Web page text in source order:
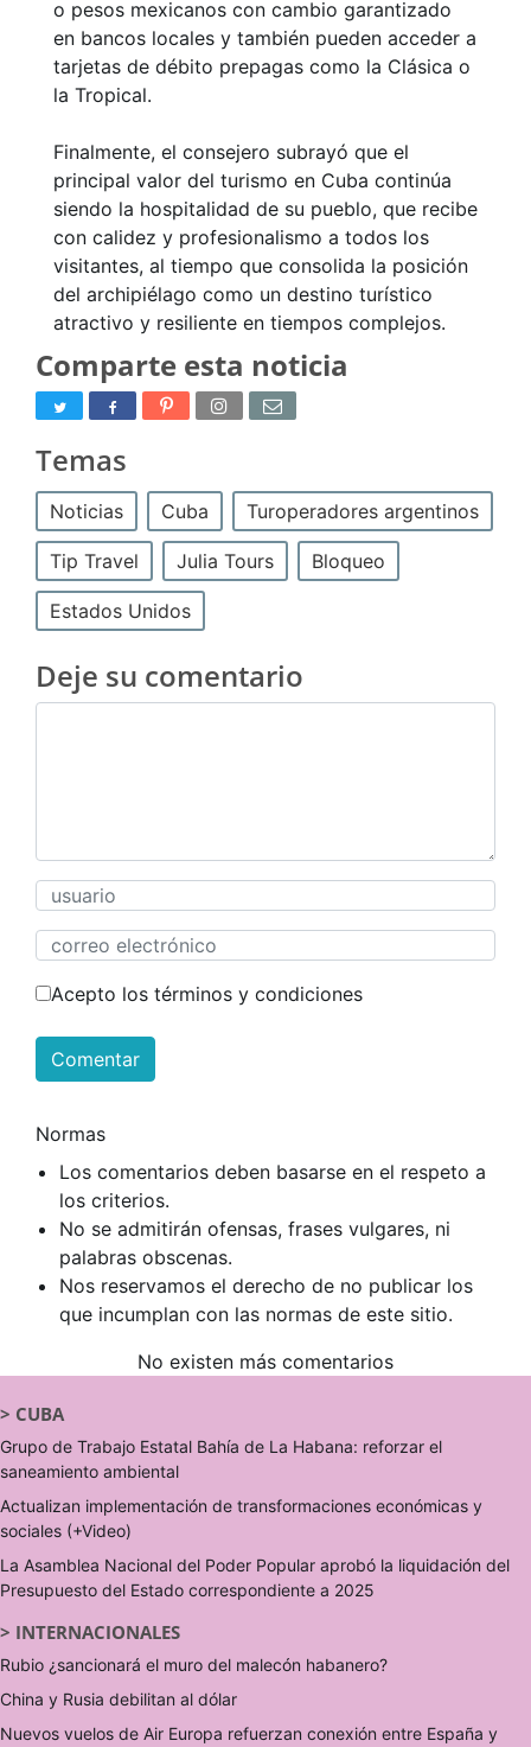
o pesos mexicanos con cambio garantizado
en bancos locales y también pueden acceder a
tarjetas de débito prepagas como la Clásica o
la Tropical.
Finalmente, el consejero subrayó que el
principal valor del turismo en Cuba continúa
siendo la hospitalidad de su pueblo, que recibe
con calidez y profesionalismo a todos los
visitantes, al tiempo que consolida la posición
del archipiélago como un destino turístico
atractivo y resiliente en tiempos complejos.
Comparte esta noticia
Temas
Noticias Cuba Turoperadores argentinos
Tip Travel Julia Tours Bloqueo
Estados Unidos
Deje su comentario
Acepto los términos y condiciones
Comentar
Normas
Los comentarios deben basarse en el respeto a
los criterios.
No se admitirán ofensas, frases vulgares, ni
palabras obscenas.
Nos reservamos el derecho de no publicar los
que incumplan con las normas de este sitio.
No existen más comentarios
> CUBA
Grupo de Trabajo Estatal Bahía de La Habana: reforzar el
saneamiento ambiental
Actualizan implementación de transformaciones económicas y
sociales (+Video)
La Asamblea Nacional del Poder Popular aprobó la liquidación del
Presupuesto del Estado correspondiente a 2025
> INTERNACIONALES
Rubio ¿sancionará el muro del malecón habanero?
China y Rusia debilitan al dólar
Nuevos vuelos de Air Europa refuerzan conexión entre España y